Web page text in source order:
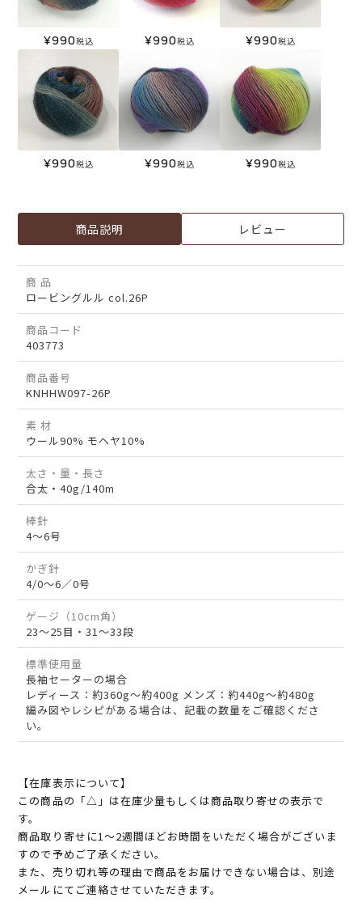
¥990税込 ¥990税込 ¥990税込
¥990税込 ¥990税込 ¥990税込
商品説明 レビュー
商 品
ロービングルル col.26P
商品コード
403773
商品番号
KNHHW097-26P
素 材
ウール90% モヘヤ10%
太さ・量・長さ
合太・40g/140m
棒針
4～6号
かぎ針
4/0～6／0号
ゲージ（10cm角）
23～25目・31～33段
標準使用量
長袖セーターの場合
レディース：約360g～約400g メンズ：約440g～約480g
編み図やレシピがある場合は、記載の数量をご確認くださ
い。
【在庫表示について】
この商品の「△」は在庫少量もしくは商品取り寄せの表示で
す。
商品取り寄せに1～2週間ほどお時間をいただく場合がございま
すので予めご了承ください。
また、売り切れ等の理由で商品をお届けできない場合は、別途
メールにてご連絡させていただきます。